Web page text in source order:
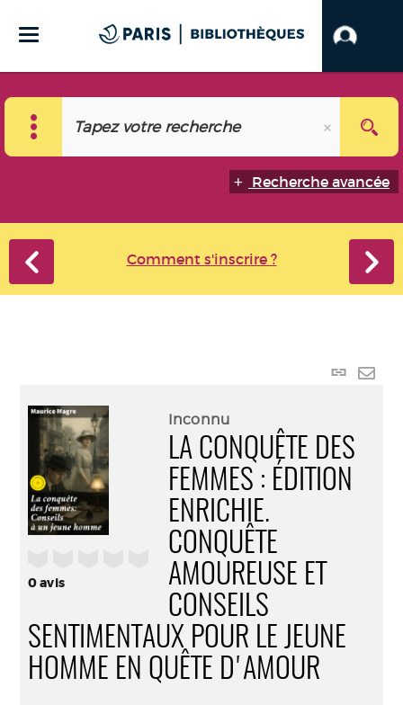
Recherche avancée
Comment s'inscrire ?
Lien
0avis
Inconnu
LA CONQUÊTE DES
FEMMES : ÉDITION
ENRICHIE.
CONQUÊTE
AMOUREUSE ET
CONSEILS
SENTIMENTAUX POUR LE JEUNE
HOMME EN QUÊTE D'AMOUR